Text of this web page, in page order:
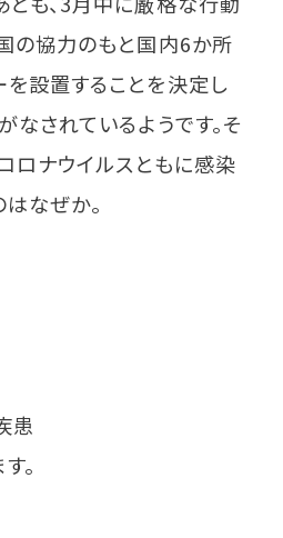
の協力のもと国内6か所
設置することを決定し
なされているようです。そ
ロナウイルスともに感染
なぜか。
患
。